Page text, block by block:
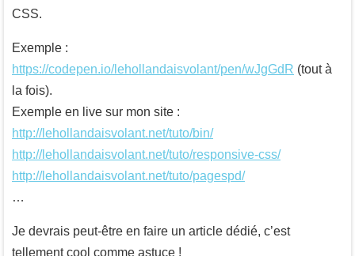
CSS.
Exemple :
https://codepen.io/lehollandaisvolant/pen/wJgGdR (tout à
la fois).
Exemple en live sur mon site :
http://lehollandaisvolant.net/tuto/bin/
http://lehollandaisvolant.net/tuto/responsive-css/
http://lehollandaisvolant.net/tuto/pagespd/
…
Je devrais peut-être en faire un article dédié, c’est
tellement cool comme astuce !